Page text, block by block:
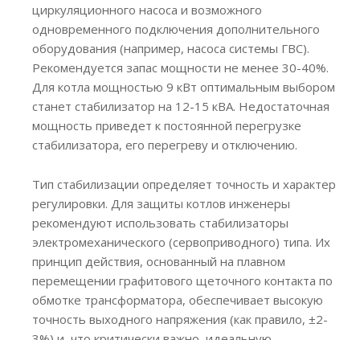
циркуляционного насоса и возможного
одновременного подключения дополнительного
оборудования (например, насоса системы ГВС).
Рекомендуется запас мощности не менее 30-40%.
Для котла мощностью 9 кВт оптимальным выбором
станет стабилизатор на 12-15 кВА. Недостаточная
мощность приведет к постоянной перегрузке
стабилизатора, его перегреву и отключению.
Тип стабилизации определяет точность и характер
регулировки. Для защиты котлов инженеры
рекомендуют использовать стабилизаторы
электромеханического (сервоприводного) типа. Их
принцип действия, основанный на плавном
перемещении графитового щеточного контакта по
обмотке трансформатора, обеспечивает высокую
точность выходного напряжения (как правило, ±2-